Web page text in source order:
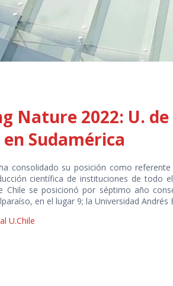
Nature 2022: U.
Sudamérica
consolidado su posición como
científica de instituciones de todo
Chile se posicionó por séptimo año
en el lugar 9; la Universidad
U.Chile